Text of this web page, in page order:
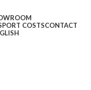
COSTSCONTACT